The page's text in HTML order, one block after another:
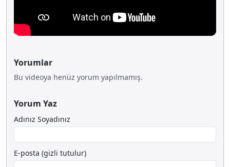
Yorumlar
Bu videoya henüz yorum yapılmamış.
Yorum Yaz
Adınız Soyadınız
E-posta (gizli tutulur)